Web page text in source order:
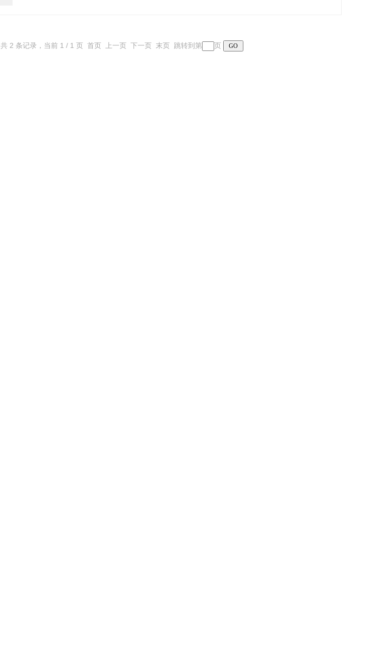
共 2 条记录，当前 1 / 1 页 首页 上一页 下一页 末页 跳转到第 页